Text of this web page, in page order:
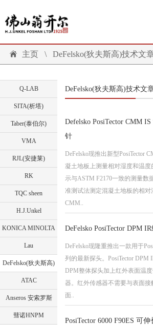
主页 \ DeFelsko(狄夫斯高)技术文
Q-LAB
SITA(析塔)
Taber(泰伯尔)
VMA
RJL(安捷莱)
RK
TQC sheen
H.J.Unkel
KONICA MINOLTA
Lau
DeFelsko(狄夫斯高)
ATAC
Anseros 安索罗斯
彗诺HNPM
DeFelsko(狄夫斯高)技术文
Defelsko PosiTector CMM
针
DeFelsko现推出新型PosiTector
凝土地板上测量相对湿度和温
示与ASTM F2170一致的测量数
准测试法测定混凝土地板的相对
CMM..
DeFelsko PosiTector DPM
DeFelsko现隆重推出一款用于
列的最新探头。PosiTector DPM
DPM整体探头加上红外表面温
器。红外传感器不需要与表面
面..
PosiTector 6000 F90ES 可